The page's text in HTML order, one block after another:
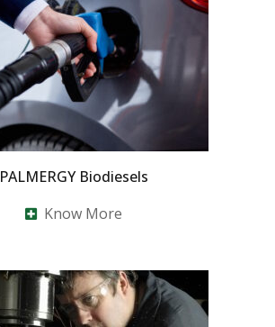
PALMERGY Biodiesels
Know More